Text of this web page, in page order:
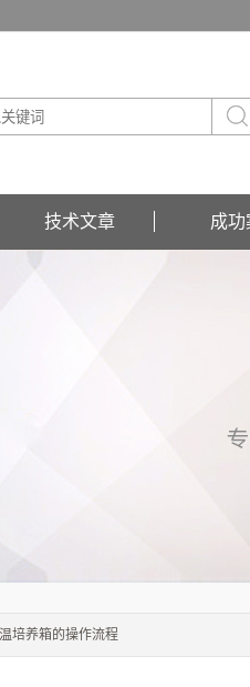
技术文章 成功
培养箱的操作流程